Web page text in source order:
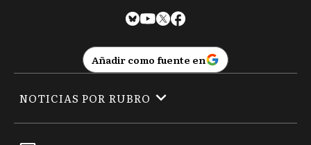
Añadir como fuente en
NOTICIAS POR RUBRO